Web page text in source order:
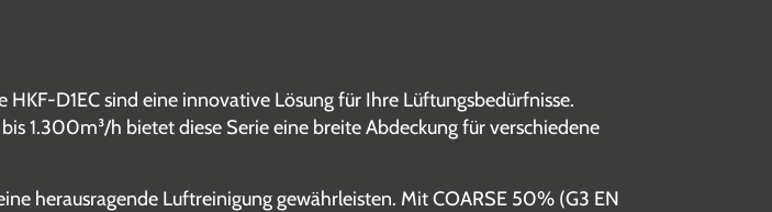
D1EC sind eine innovative Lösung für Ihre Lüftungs­bedürfnisse.
1.300m³/h bietet diese Serie eine breite Abdeckung für verschiedene
herausragende Luftreinigung gewährleisten. Mit COARSE 50% (G3 EN